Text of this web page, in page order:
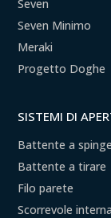
Seven
Seven Minimo
Meraki
Progetto Doghe
SISTEMI DI
Battente a
Battente a tirare
Filo parete
Scorrevole interna